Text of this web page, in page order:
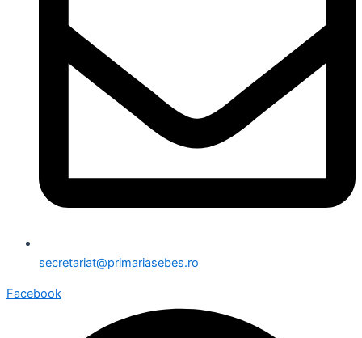
secretariat@primariasebes.ro
Facebook